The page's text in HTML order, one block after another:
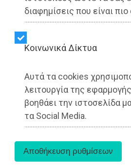
διαφημίσεις που είναι
Kοινωνικά Δίκτυα
Αυτά τα cookies
λειτουργία της
βοηθάει την ιστοσελίδα
τα Social Media.